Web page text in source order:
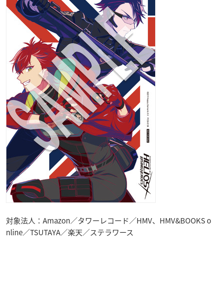
対象法人：Amazon／タワーレコード／HMV、HMV&BOOKS o
nline／TSUTAYA／楽天／ステラワース